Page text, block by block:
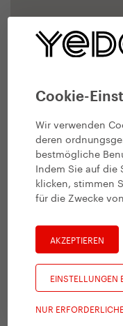
Cookie-
Wir verwenden
deren
bestmögliche
Indem Sie auf die
klicken, stimmen
für die Zwecke
AKZEPTIEREN
EINSTELLUNGEN
NUR